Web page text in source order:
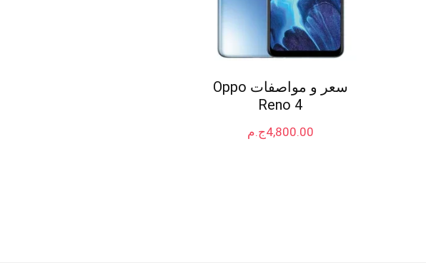
سعر و مواصفات Oppo
Reno 4
ج.م4,800.00